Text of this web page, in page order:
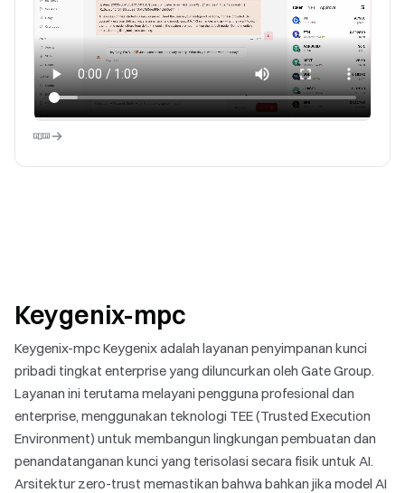
Keygenix-mpc
Keygenix-mpc Keygenix adalah layanan penyimpanan kunci
pribadi tingkat enterprise yang diluncurkan oleh Gate Group.
Layanan ini terutama melayani pengguna profesional dan
enterprise, menggunakan teknologi TEE (Trusted Execution
Environment) untuk membangun lingkungan pembuatan dan
penandatanganan kunci yang terisolasi secara fisik untuk AI.
Arsitektur zero-trust memastikan bahwa bahkan jika model AI